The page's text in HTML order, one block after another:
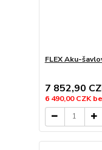
FLEX Aku-
7 852,90
6 490,00 CZK